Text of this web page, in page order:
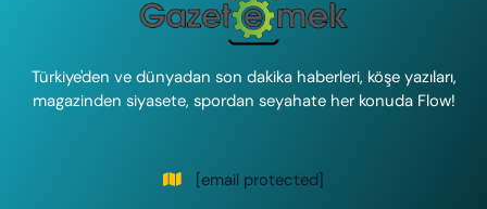
Türkiye'den ve dünyadan son dakika haberleri, köşe yazıları,
magazinden siyasete, spordan seyahate her konuda Flow!
[email protected]